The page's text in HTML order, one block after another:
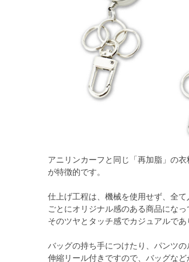
アニリンカーフと同じ「再加脂」の
が特徴的です。
仕上げ工程は、機械を使用せず、全
ごとにオリジナル感のある商品になっ
そのツヤとタッチ感でカジュアルで
バッグの持ち手につけたり、パンツ
伸縮リール付きですので、バッグな